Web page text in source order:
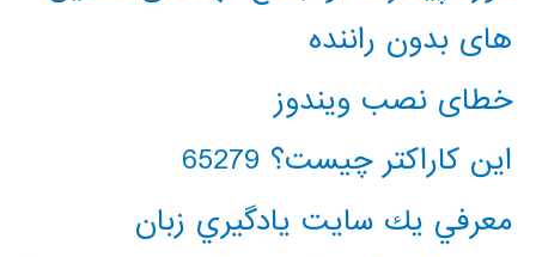
های بدون راننده
خطای نصب ویندوز
این کاراکتر چیست؟ 65279
معرفي يك سايت يادگيري زبان